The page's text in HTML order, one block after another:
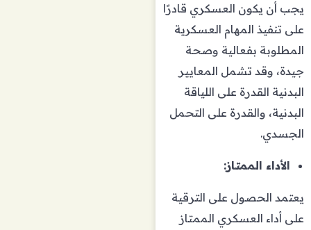
يجب أن يكون العسكري قادرًا
على تنفيذ المهام العسكرية
المطلوبة بفعالية وصحة
جيدة، وقد تشمل المعايير
البدنية القدرة على اللياقة
البدنية، والقدرة على التحمل
الجسدي.
الأداء الممتاز:
يعتمد الحصول على الترقية
على أداء العسكري الممتاز